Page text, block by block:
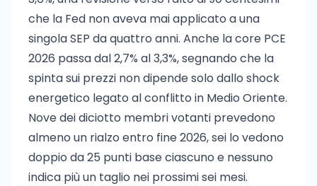
che la Fed non aveva mai applicato a una
singola SEP da quattro anni. Anche la core PCE
2026 passa dal 2,7% al 3,3%, segnando che la
spinta sui prezzi non dipende solo dallo shock
energetico legato al conflitto in Medio Oriente.
Nove dei diciotto membri votanti prevedono
almeno un rialzo entro fine 2026, sei lo vedono
doppio da 25 punti base ciascuno e nessuno
indica più un taglio nei prossimi sei mesi.